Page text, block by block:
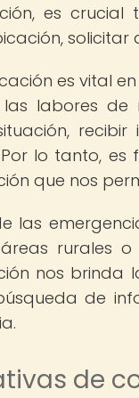
es
es vital
labores de
Por lo tanto,
que nos
las
rurales o
nos brinda
de
de